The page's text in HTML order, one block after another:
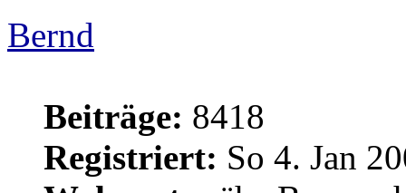
Bernd
Beiträge: 8418
Registriert: So 4. Jan